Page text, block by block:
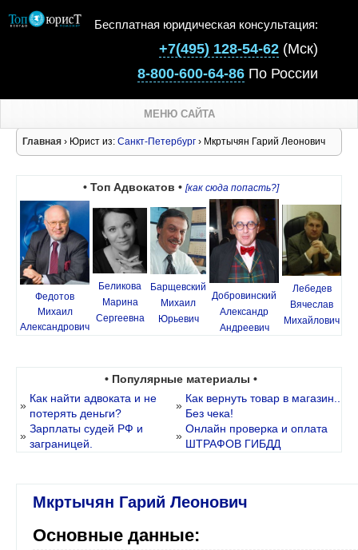
Бесплатная юридическая консультация:
+7(495) 128-54-62 (Мск)
8-800-600-64-86 По России
МЕНЮ САЙТА
Главная › Юрист из: Санкт-Петербург › Мкртычян Гарий Леонович
• Топ Адвокатов • [как сюда попасть?]
Федотов
Михаил
Александрович
Беликова
Марина
Сергеевна
Барщевский
Михаил
Юрьевич
Добровинский
Александр
Андреевич
Лебедев
Вячеслав
Михайлович
• Популярные материалы •
»
Как найти адвоката и не
потерять деньги?
»
Как вернуть товар в магазин..
Без чека!
»
Зарплаты судей РФ и
заграницей.
»
Онлайн проверка и оплата
ШТРАФОВ ГИБДД
Мкртычян Гарий Леонович
Основные данные: